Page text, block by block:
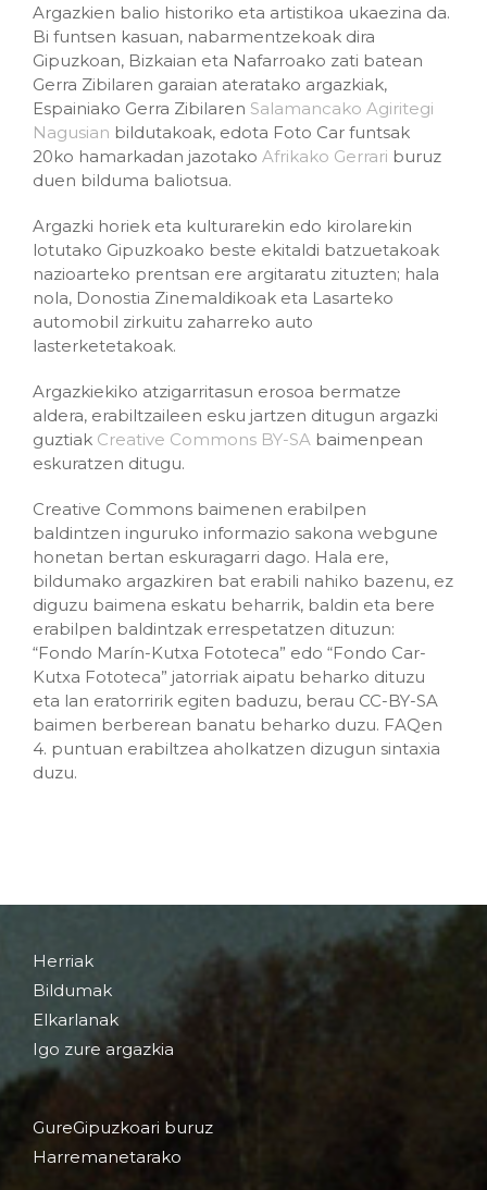
Argazkien balio historiko eta artistikoa ukaezina da.
Bi funtsen kasuan, nabarmentzekoak dira
Gipuzkoan, Bizkaian eta Nafarroako zati batean
Gerra Zibilaren garaian ateratako argazkiak,
Espainiako Gerra Zibilaren Salamancako Agiritegi
Nagusian bildutakoak, edota Foto Car funtsak
20ko hamarkadan jazotako Afrikako Gerrari buruz
duen bilduma baliotsua.
Argazki horiek eta kulturarekin edo kirolarekin
lotutako Gipuzkoako beste ekitaldi batzuetakoak
nazioarteko prentsan ere argitaratu zituzten; hala
nola, Donostia Zinemaldikoak eta Lasarteko
automobil zirkuitu zaharreko auto
lasterketetakoak.
Argazkiekiko atzigarritasun erosoa bermatze
aldera, erabiltzaileen esku jartzen ditugun argazki
guztiak Creative Commons BY-SA baimenpean
eskuratzen ditugu.
Creative Commons baimenen erabilpen
baldintzen inguruko informazio sakona webgune
honetan bertan eskuragarri dago. Hala ere,
bildumako argazkiren bat erabili nahiko bazenu, ez
diguzu baimena eskatu beharrik, baldin eta bere
erabilpen baldintzak errespetatzen dituzun:
“Fondo Marín-Kutxa Fototeca” edo “Fondo Car-
Kutxa Fototeca” jatorriak aipatu beharko dituzu
eta lan eratorririk egiten baduzu, berau CC-BY-SA
baimen berberean banatu beharko duzu. FAQen
4. puntuan erabiltzea aholkatzen dizugun sintaxia
duzu.
Herriak
Bildumak
Elkarlanak
Igo zure argazkia
GureGipuzkoari buruz
Harremanetarako